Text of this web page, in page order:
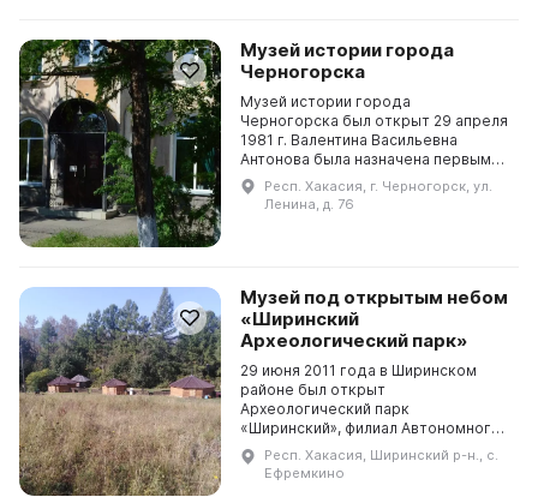
Музей истории города
Черногорска
Музей истории города
Черногорска был открыт 29 апреля
1981 г. Валентина Васильевна
Антонова была назначена первым
директором и внесла большой
вклад в формирование и
сохранение историко-культурного
Респ. Хакасия, г. Черногорск, ул.
Ленина, д. 76
Музей под открытым небом
«Ширинский
Археологический парк»
29 июня 2011 года в Ширинском
районе был открыт
Археологический парк
«Ширинский», филиал Автономного
учреждения культуры Ширинский
районный краеведческий музей
имени Д. С. Лалетина. В парке
Респ. Хакасия, Ширинский р-н., с.
Ефремкино